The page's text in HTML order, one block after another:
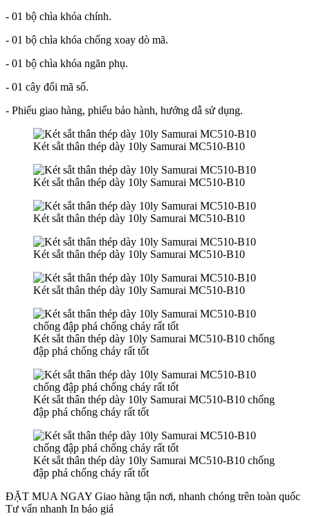
- 01 bộ chìa khóa chính.
- 01 bộ chìa khóa chống xoay dò mã.
- 01 bộ chìa khóa ngăn phụ.
- 01 cây đổi mã số.
- Phiếu giao hàng, phiếu bảo hành, hướng dẫ sử dụng.
Két sắt thân thép dày 10ly Samurai MC510-B10
Két sắt thân thép dày 10ly Samurai MC510-B10
Két sắt thân thép dày 10ly Samurai MC510-B10
Két sắt thân thép dày 10ly Samurai MC510-B10
Két sắt thân thép dày 10ly Samurai MC510-B10
Két sắt thân thép dày 10ly Samurai MC510-B10 chống
đập phá chống cháy rất tốt
Két sắt thân thép dày 10ly Samurai MC510-B10 chống
đập phá chống cháy rất tốt
Két sắt thân thép dày 10ly Samurai MC510-B10 chống
đập phá chống cháy rất tốt
ĐẶT MUA NGAY Giao hàng tận nơi, nhanh chóng trên toàn quốc
Tư vấn nhanh In báo giá